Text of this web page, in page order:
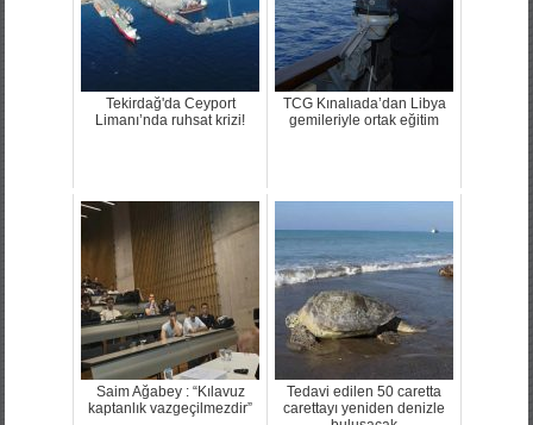
Tekirdağ'da Ceyport
Limanı’nda ruhsat krizi!
TCG Kınalıada’dan Libya
gemileriyle ortak eğitim
Saim Ağabey : “Kılavuz
kaptanlık vazgeçilmezdir”
Tedavi edilen 50 caretta
carettayı yeniden denizle